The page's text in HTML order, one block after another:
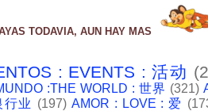
TODAVIA, AUN HAY MAS
: EVENTS : 活动
:THE WORLD : 世界 (321)
行业 (197) AMOR : LOVE : 爱